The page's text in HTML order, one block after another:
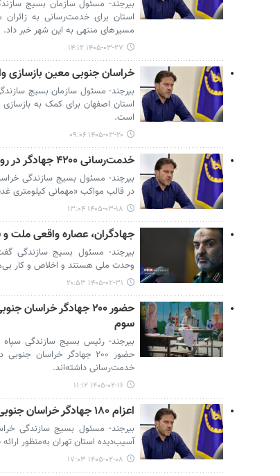
استان برای خدمت‌رسانی به
مسیرهای منتهی به این شهر خبر داد.
۱۴۰۵-۰۳-۲۷ ۱۴:۱۲
خراسان جنوبی معین
بیرجند- مسئول سازمان بسیج
استان اصفهان برای کمک به
است.
۱۴۰۵-۰۳-۲۰ ۰۹:۰۶
خدمت‌رسانی ۴۲۰۰ جهادگر در روز عید غدیر در خراسان‌جنوبی
در قالب مواکب «مهمانی کیلومتری
۱۴۰۵-۰۳-۱۸ ۱۳:۰۴
جهادگران، عصاره واقعی ملت
بیرجند- مسئول بسیج سازندگی
وحدت ملی هستند و اخلاص و کار
۱۴۰۵-۰۲-۳۱ ۲۰:۵۳
حضور ۲۰۰ جهادگر
سوم
بیرجند- رئیس بسیج سازندگی سپاه
حضور ۲۰۰ جهادگر خراسان
خدمت‌رسانی داشته‌اند.
۱۴۰۵-۰۲-۱۶ ۱۱:۱۲
اعزام ۱۸۰ جهادگر خراسان جنوبی برای کمک به مناطق آسیب‌دیده از جنگ
آسیب‌دیده استان تهران به‌منظور
۱۴۰۵-۰۲-۰۸ ۱۷:۰۳